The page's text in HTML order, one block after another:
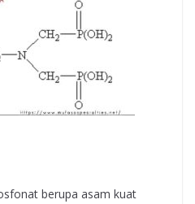
berupa asam kuat